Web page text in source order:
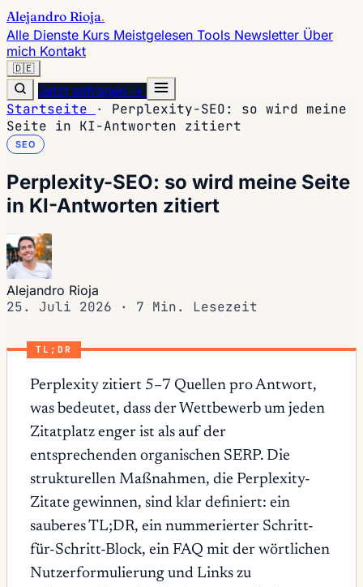
Alejandro Rioja.
Alle Dienste Kurs Meistgelesen Tools Newsletter Über
mich Kontakt
🇩🇪
Jetzt anfragen →
Startseite ·
Perplexity-SEO: so wird meine
Seite in KI-Antworten zitiert
SEO
Perplexity-SEO: so wird meine Seite
in KI-Antworten zitiert
Alejandro Rioja
25. Juli 2026 · 7 Min. Lesezeit
TL;DR
Perplexity zitiert 5–7 Quellen pro Antwort,
was bedeutet, dass der Wettbewerb um jeden
Zitatplatz enger ist als auf der
entsprechenden organischen SERP. Die
strukturellen Maßnahmen, die Perplexity-
Zitate gewinnen, sind klar definiert: ein
sauberes TL;DR, ein nummerierter Schritt-
für-Schritt-Block, ein FAQ mit der wörtlichen
Nutzerformulierung und Links zu